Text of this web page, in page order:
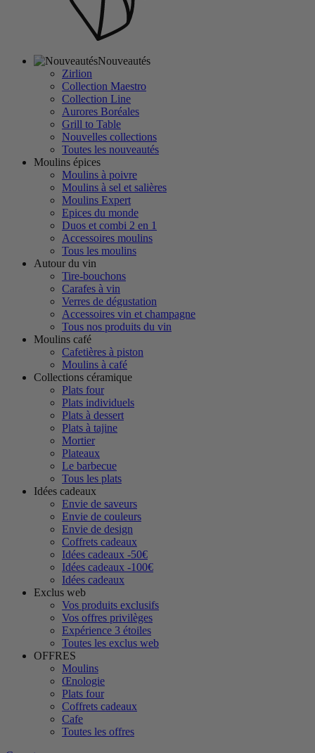
Nouveautés
Zirlion
Collection Maestro
Collection Line
Aurores Boréales
Grill to Table
Nouvelles collections
Toutes les nouveautés
Moulins épices
Moulins à poivre
Moulins à sel et salières
Moulins Expert
Epices du monde
Duos et combi 2 en 1
Accessoires moulins
Tous les moulins
Autour du vin
Tire-bouchons
Carafes à vin
Verres de dégustation
Accessoires vin et champagne
Tous nos produits du vin
Moulins café
Cafetières à piston
Moulins à café
Collections céramique
Plats four
Plats individuels
Plats à dessert
Plats à tajine
Mortier
Plateaux
Le barbecue
Tous les plats
Idées cadeaux
Envie de saveurs
Envie de couleurs
Envie de design
Coffrets cadeaux
Idées cadeaux -50€
Idées cadeaux -100€
Idées cadeaux
Exclus web
Vos produits exclusifs
Vos offres privilèges
Expérience 3 étoiles
Toutes les exclus web
OFFRES
Moulins
Œnologie
Plats four
Coffrets cadeaux
Cafe
Toutes les offres